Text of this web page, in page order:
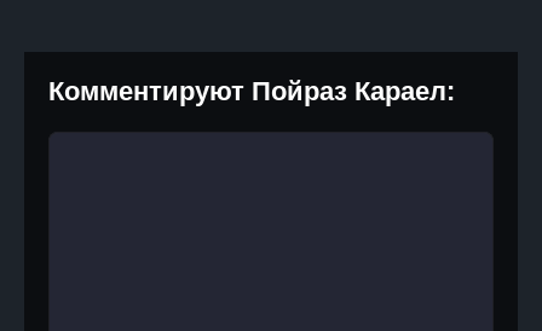
Комментируют Пойраз Караел: